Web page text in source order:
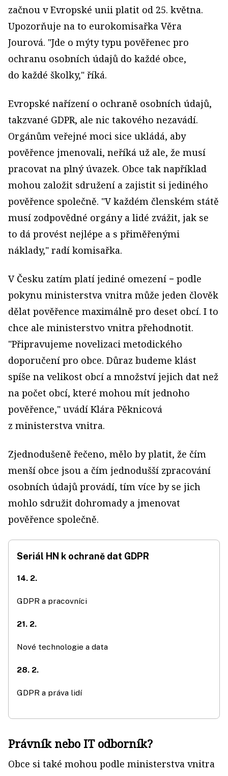
začnou v Evropské unii platit od 25. května.
Upozorňuje na to eurokomisařka Věra
Jourová. "Jde o mýty typu pověřenec pro
ochranu osobních údajů do každé obce,
do každé školky," říká.
Evropské nařízení o ochraně osobních údajů,
takzvané GDPR, ale nic takového nezavádí.
Orgánům veřejné moci sice ukládá, aby
pověřence jmenovali, neříká už ale, že musí
pracovat na plný úvazek. Obce tak například
mohou založit sdružení a zajistit si jediného
pověřence společně. "V každém členském státě
musí zodpovědné orgány a lidé zvážit, jak se
to dá provést nejlépe a s přiměřenými
náklady," radí komisařka.
V Česku zatím platí jediné omezení − podle
pokynu ministerstva vnitra může jeden člověk
dělat pověřence maximálně pro deset obcí. I to
chce ale ministerstvo vnitra přehodnotit.
"Připravujeme novelizaci metodického
doporučení pro obce. Důraz budeme klást
spíše na velikost obcí a množství jejich dat než
na počet obcí, které mohou mít jednoho
pověřence," uvádí Klára Pěknicová
z ministerstva vnitra.
Zjednodušeně řečeno, mělo by platit, že čím
menší obce jsou a čím jednodušší zpracování
osobních údajů provádí, tím více by se jich
mohlo sdružit dohromady a jmenovat
pověřence společně.
Seriál HN k ochraně dat GDPR
14. 2.
GDPR a pracovníci
21. 2.
Nové technologie a data
28. 2.
GDPR a práva lidí
Právník nebo IT odborník?
Obce si také mohou podle ministerstva vnitra